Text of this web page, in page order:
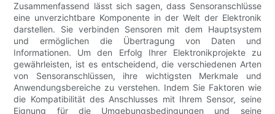
Zusammenfassend lässt sich sagen, dass Sensoranschlüsse
eine unverzichtbare Komponente in der Welt der Elektronik
darstellen. Sie verbinden Sensoren mit dem Hauptsystem
und ermöglichen die Übertragung von Daten und
Informationen. Um den Erfolg Ihrer Elektronikprojekte zu
gewährleisten, ist es entscheidend, die verschiedenen Arten
von Sensoranschlüssen, ihre wichtigsten Merkmale und
Anwendungsbereiche zu verstehen. Indem Sie Faktoren wie
die Kompatibilität des Anschlusses mit Ihrem Sensor, seine
Eignung für die Umgebungsbedingungen und seine